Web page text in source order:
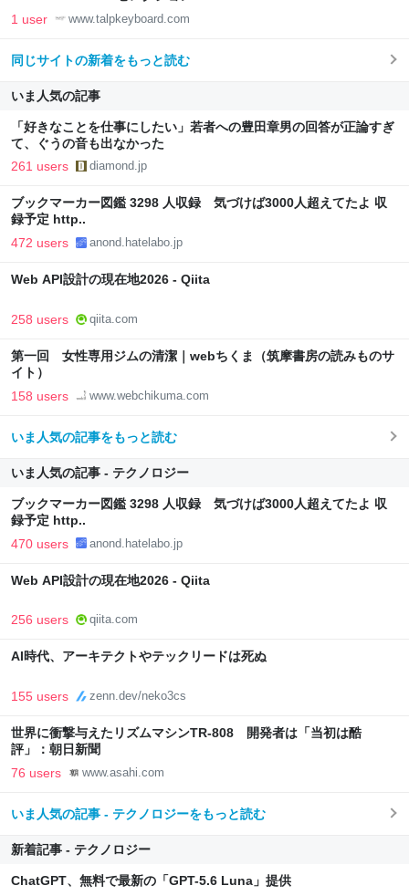
1 user www.talpkeyboard.com
同じサイトの新着をもっと読む
いま人気の記事
「好きなことを仕事にしたい」若者への豊田章男の回答が正論すぎ
て、ぐうの音も出なかった
261 users diamond.jp
ブックマーカー図鑑 3298 人収録 気づけば3000人超えてたよ 収
録予定 http..
472 users anond.hatelabo.jp
Web API設計の現在地2026 - Qiita
258 users qiita.com
第一回 女性専用ジムの清潔｜webちくま（筑摩書房の読みものサ
イト）
158 users www.webchikuma.com
いま人気の記事をもっと読む
いま人気の記事 - テクノロジー
ブックマーカー図鑑 3298 人収録 気づけば3000人超えてたよ 収
録予定 http..
470 users anond.hatelabo.jp
Web API設計の現在地2026 - Qiita
256 users qiita.com
AI時代、アーキテクトやテックリードは死ぬ
155 users zenn.dev/neko3cs
世界に衝撃与えたリズムマシンTR-808 開発者は「当初は酷
評」：朝日新聞
76 users www.asahi.com
いま人気の記事 - テクノロジーをもっと読む
新着記事 - テクノロジー
ChatGPT、無料で最新の「GPT-5.6 Luna」提供